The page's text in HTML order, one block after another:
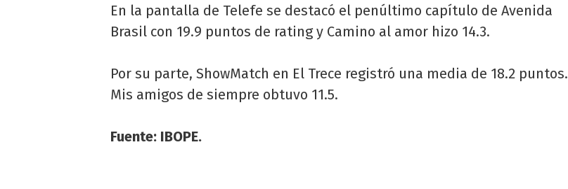
En la pantalla de Telefe se destacó el penúltimo capítulo de Avenida
Brasil con 19.9 puntos de rating y Camino al amor hizo 14.3.
Por su parte, ShowMatch en El Trece registró una media de 18.2 puntos.
Mis amigos de siempre obtuvo 11.5.
Fuente: IBOPE.